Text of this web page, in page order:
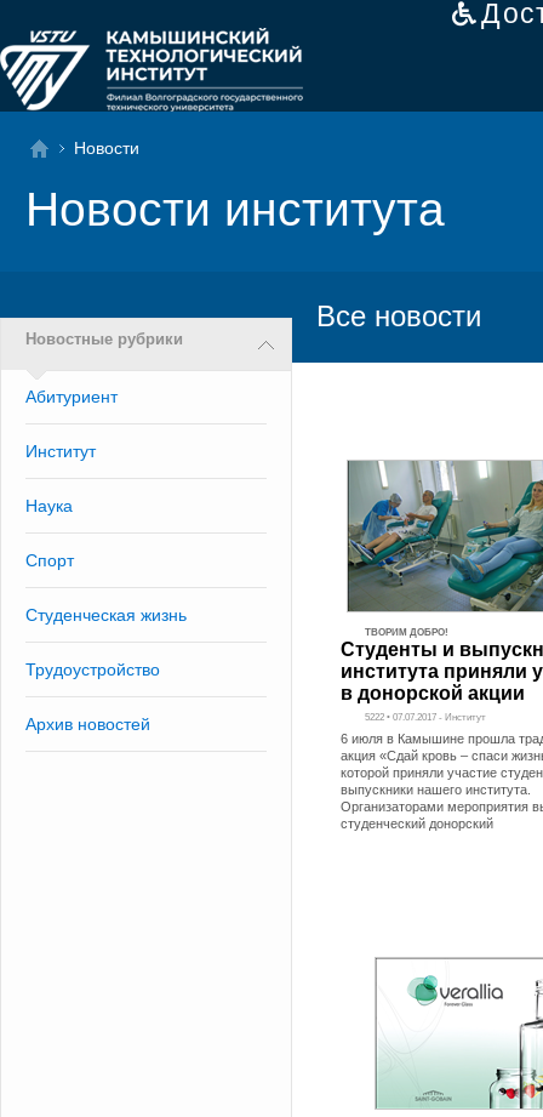
Новости
Новости института
Новостные рубрики
Абитуриент
Институт
Наука
Спорт
Студенческая жизнь
Трудоустройство
Архив новостей
Все новости
ТВОРИМ ДОБРО!
Студенты и
института приняли
в донорской акции
5222 • 07.07.2017 - Институт
6 июля в Камышине прошла
акция «Сдай кровь – спаси
которой приняли участие
выпускники нашего института.
Организаторами мероприятия
студенческий донорский